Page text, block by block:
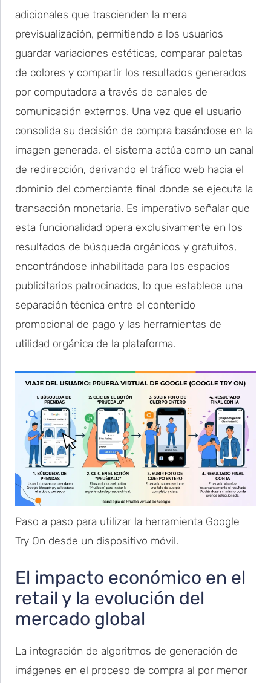
adicionales que trascienden la mera
previsualización, permitiendo a los usuarios
guardar variaciones estéticas, comparar paletas
de colores y compartir los resultados generados
por computadora a través de canales de
comunicación externos. Una vez que el usuario
consolida su decisión de compra basándose en la
imagen generada, el sistema actúa como un canal
de redirección, derivando el tráfico web hacia el
dominio del comerciante final donde se ejecuta la
transacción monetaria. Es imperativo señalar que
esta funcionalidad opera exclusivamente en los
resultados de búsqueda orgánicos y gratuitos,
encontrándose inhabilitada para los espacios
publicitarios patrocinados, lo que establece una
separación técnica entre el contenido
promocional de pago y las herramientas de
utilidad orgánica de la plataforma.
Paso a paso para utilizar la herramienta Google
Try On desde un dispositivo móvil.
El impacto económico en el
retail y la evolución del
mercado global
La integración de algoritmos de generación de
imágenes en el proceso de compra al por menor